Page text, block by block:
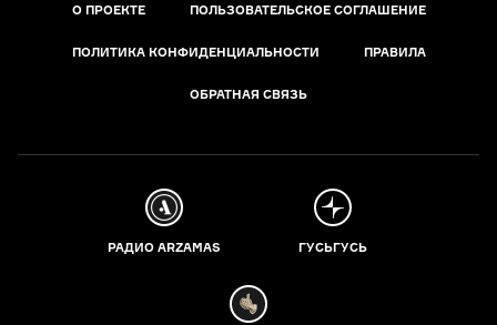
О ПРОЕКТЕ ПОЛЬЗОВАТЕЛЬСКОЕ СОГЛАШЕНИЕ
ПОЛИТИКА КОНФИДЕНЦИАЛЬНОСТИ ПРАВИЛА
ОБРАТНАЯ СВЯЗЬ
РАДИО ARZAMAS ГУСЬГУСЬ